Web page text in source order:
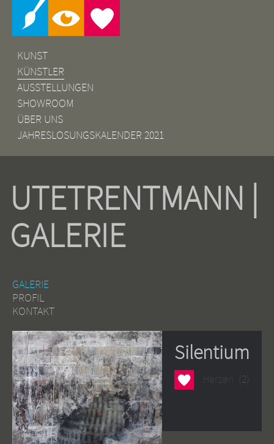
KUNST
KÜNSTLER
AUSSTELLUNGEN
SHOWROOM
ÜBER UNS
JAHRESLOSUNGSKALENDER 2021
UTETRENTMANN |
GALERIE
GALERIE
PROFIL
KONTAKT
Silentium
HerzenHerzen (2)